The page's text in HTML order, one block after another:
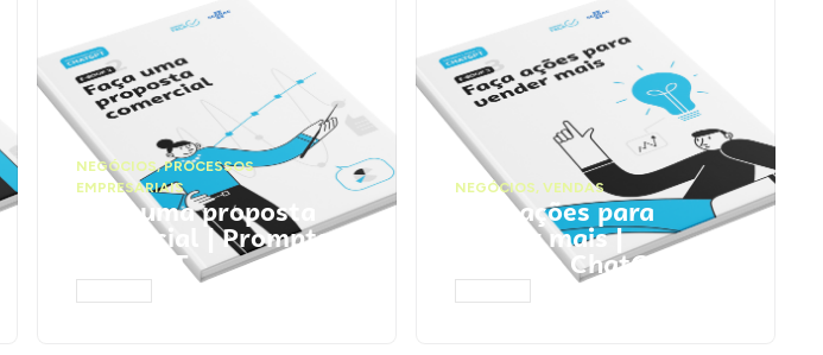
NEGÓCIOS,PROCESSOS
EMPRESARIAIS
Faça uma proposta
comercial | Prompts
ChatGPT
NEGÓCIOS, VENDAS
Faça ações para
vender mais |
Prompts ChatGPT